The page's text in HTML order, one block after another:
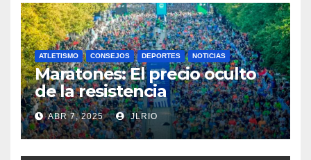
ATLETISMO CONSEJOS DEPORTES NOTICIAS
Maratones: El precio oculto
de la resistencia
ABR 7, 2025 JLRIO